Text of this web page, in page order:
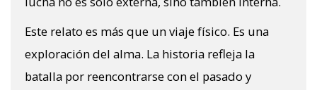
Este relato es más que un viaje físico. Es una
exploración del alma. La historia refleja la
batalla por reencontrarse con el pasado y